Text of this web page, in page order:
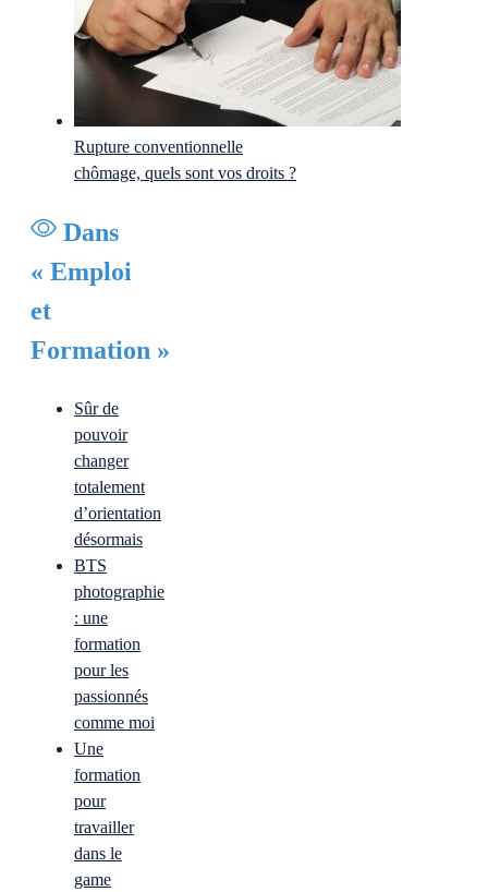
Rupture conventionnelle
chômage, quels sont vos droits ?
Dans
« Emploi
et
Formation »
Sûr de
pouvoir
changer
totalement
d’orientation
désormais
BTS
photographie
: une
formation
pour les
passionnés
comme moi
Une
formation
pour
travailler
dans le
game